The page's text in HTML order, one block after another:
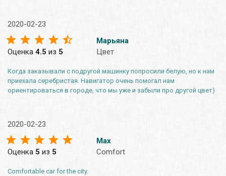
2020-02-23
Оценка 4.5 из 5
Марьяна
Цвет
Когда заказывали с подругой машинку попросили белую, но к нам
приехала серебристая. Навигатор очень помогал нам
ориентироваться в городе, что мы уже и забыли про другой цвет)
2020-02-23
Оценка 5 из 5
Max
Comfort
Comfortable car for the city.